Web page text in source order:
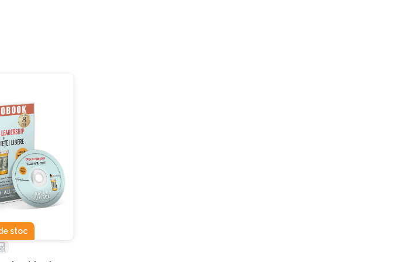
pași:
și-ar atinge scopul sau, la nivel individual, a ceea ce vei
dori să fie, ea va avea aceste atribute.”
noi suntem entități orientate spre un scop. Pentru a ajunge acolo,
au un scop. Organizațiile (companiile, bisericile, organizațiile
ființe umane individuale. Pentru ca organizația să aibă succes,
stoc